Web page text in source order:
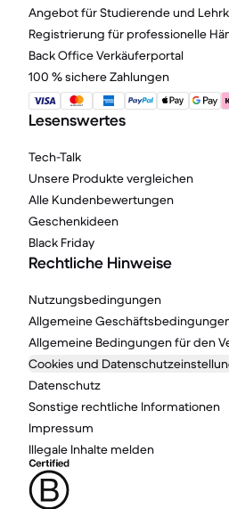
Angebot für Studierende und
Registrierung für professionelle
Back Office Verkäuferportal
100 % sichere Zahlungen
Lesenswertes
Tech-Talk
Unsere Produkte vergleichen
Alle Kundenbewertungen
Geschenkideen
Black Friday
Rechtliche Hinweise
Nutzungsbedingungen
Allgemeine
Allgemeine Bedingungen für den
Cookies und
Datenschutz
Sonstige rechtliche Informationen
Impressum
Illegale Inhalte melden